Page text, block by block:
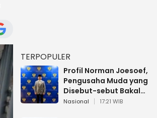
TERPOPULER
Profil Norman Joesoef,
Pengusaha Muda yang
Disebut-sebut Bakal
Dilantik Jadi Wamenhan RI
Nasional 17:21 WIB